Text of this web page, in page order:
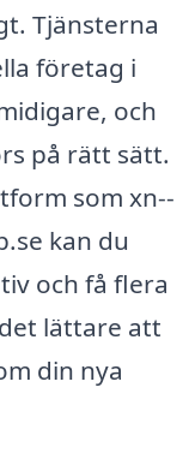
Tjänsterna
företag i
och
på rätt sätt.
som xn--
kan du
och få flera
lättare att
din nya